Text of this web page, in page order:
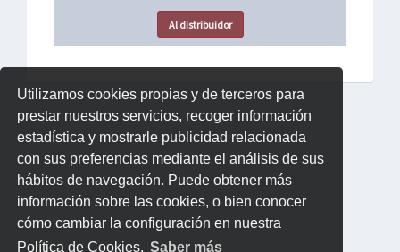
Utilizamos cookies propias y de terceros para
prestar nuestros servicios, recoger información
estadística y mostrarle publicidad relacionada
con sus preferencias mediante el análisis de sus
hábitos de navegación. Puede obtener más
información sobre las cookies, o bien conocer
cómo cambiar la configuración en nuestra
Política de Cookies. Saber más
Al distribuidor